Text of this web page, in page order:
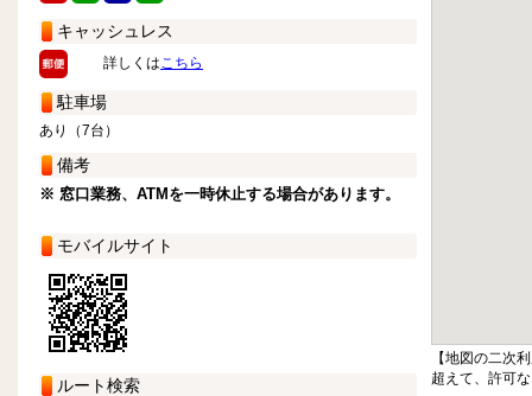
キャッシュレス
詳しくはこちら
駐車場
あり（7台）
備考
※ 窓口業務、ATMを一時休止する場合があります。
モバイルサイト
ルート検索
【地図の二次
超えて、許可